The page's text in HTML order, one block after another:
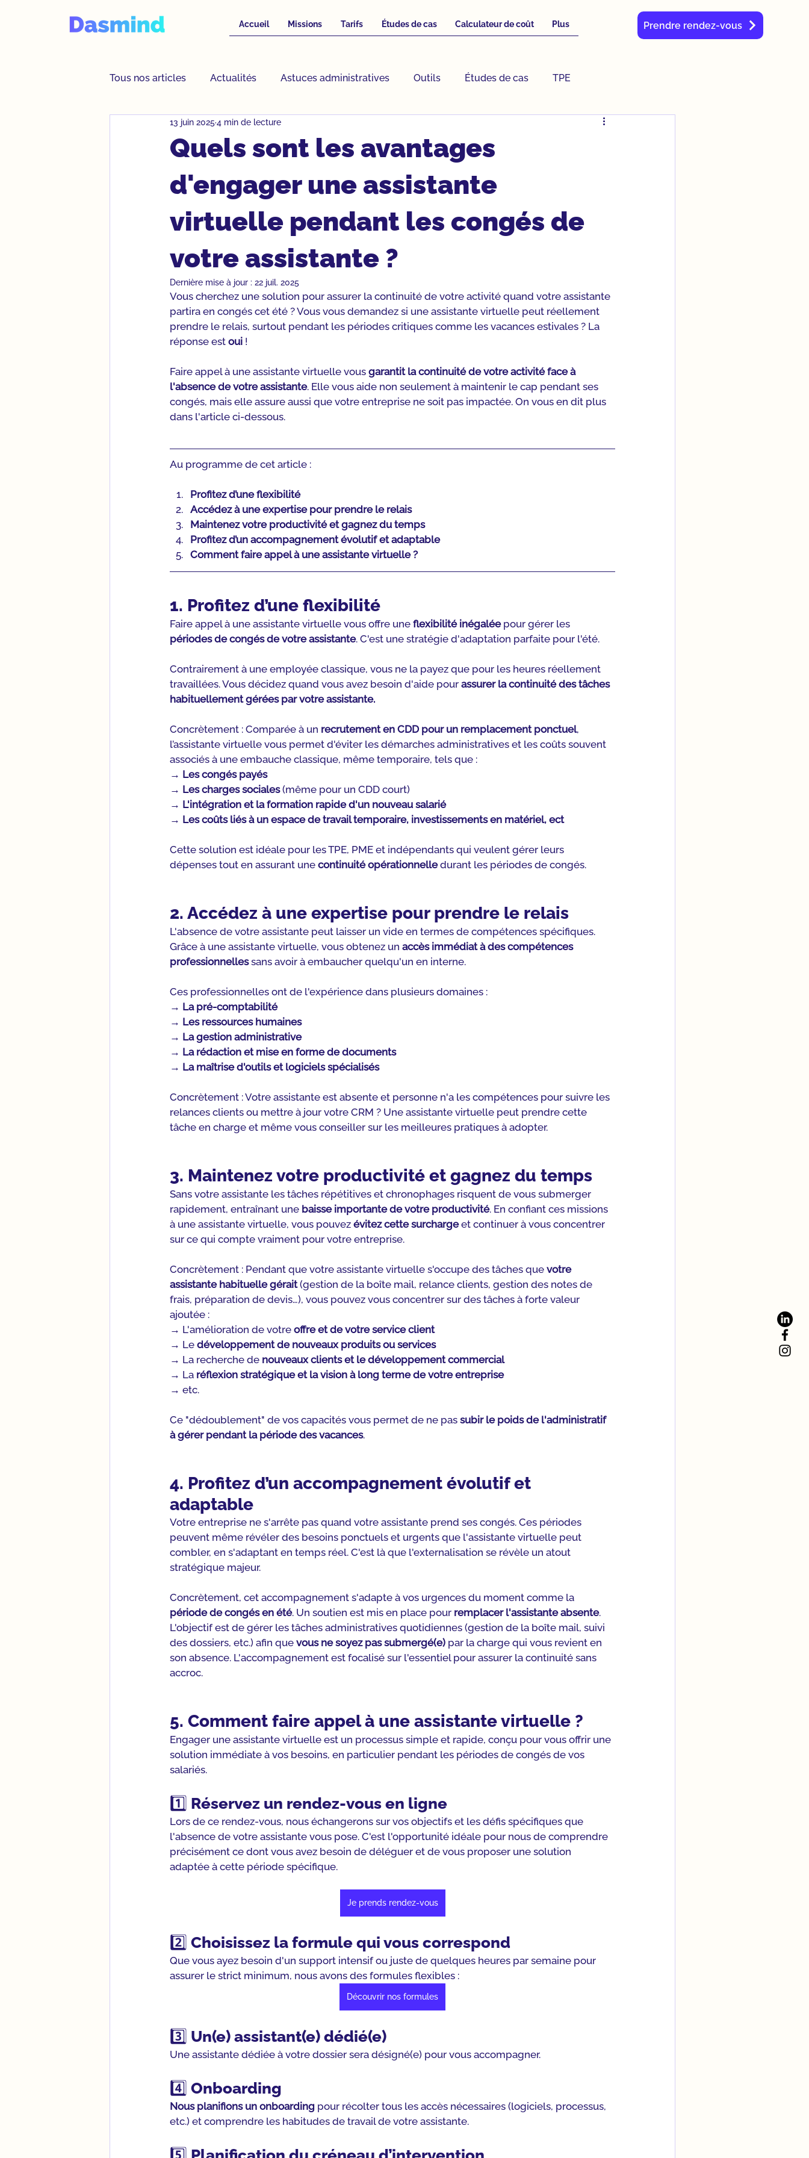
Accueil Missions Tarifs Études de cas Calculateur de coût Plus Prendre rendez-vous
Tous nos articles Actualités Astuces administratives Outils Études de cas TPE
Assistante virtuelle Projet d'externalisation
Quels sont les avantages
d'engager une assistante
virtuelle pendant les congés de
votre assistante ?
13 juin 20254 min de lecture
Dernière mise à jour : 22 juil. 2025
Vous cherchez une solution pour assurer la continuité de votre activité quand votre assistante
partira en congés cet été ? Vous vous demandez si une assistante virtuelle peut réellement
prendre le relais, surtout pendant les périodes critiques comme les vacances estivales ? La
réponse est oui !
Faire appel à une assistante virtuelle vous garantit la continuité de votre activité face à
l'absence de votre assistante. Elle vous aide non seulement à maintenir le cap pendant ses
congés, mais elle assure aussi que votre entreprise ne soit pas impactée. On vous en dit plus
dans l'article ci-dessous.
Au programme de cet article :
Profitez d’une flexibilité
Accédez à une expertise pour prendre le relais
Maintenez votre productivité et gagnez du temps
Profitez d’un accompagnement évolutif et adaptable
Comment faire appel à une assistante virtuelle ?
1. Profitez d’une flexibilité
Faire appel à une assistante virtuelle vous offre une flexibilité inégalée pour gérer les
périodes de congés de votre assistante. C'est une stratégie d'adaptation parfaite pour l'été.
Contrairement à une employée classique, vous ne la payez que pour les heures réellement
travaillées. Vous décidez quand vous avez besoin d'aide pour assurer la continuité des tâches
habituellement gérées par votre assistante.
Concrètement : Comparée à un recrutement en CDD pour un remplacement ponctuel,
l’assistante virtuelle vous permet d'éviter les démarches administratives et les coûts souvent
associés à une embauche classique, même temporaire, tels que :
→ Les congés payés
→ Les charges sociales (même pour un CDD court)
→ L'intégration et la formation rapide d'un nouveau salarié
→ Les coûts liés à un espace de travail temporaire, investissements en matériel, ect
Cette solution est idéale pour les TPE, PME et indépendants qui veulent gérer leurs
dépenses tout en assurant une continuité opérationnelle durant les périodes de congés.
2. Accédez à une expertise pour prendre le relais
L'absence de votre assistante peut laisser un vide en termes de compétences spécifiques.
Grâce à une assistante virtuelle, vous obtenez un accès immédiat à des compétences
professionnelles sans avoir à embaucher quelqu'un en interne.
Ces professionnelles ont de l'expérience dans plusieurs domaines :
→ La pré-comptabilité
→ Les ressources humaines
→ La gestion administrative
→ La rédaction et mise en forme de documents
→ La maîtrise d'outils et logiciels spécialisés
Concrètement : Votre assistante est absente et personne n'a les compétences pour suivre les
relances clients ou mettre à jour votre CRM ? Une assistante virtuelle peut prendre cette
tâche en charge et même vous conseiller sur les meilleures pratiques à adopter.
3. Maintenez votre productivité et gagnez du temps
Sans votre assistante les tâches répétitives et chronophages risquent de vous submerger
rapidement, entraînant une baisse importante de votre productivité. En confiant ces missions
à une assistante virtuelle, vous pouvez évitez cette surcharge et continuer à vous concentrer
sur ce qui compte vraiment pour votre entreprise.
Concrètement : Pendant que votre assistante virtuelle s'occupe des tâches que votre
assistante habituelle gérait (gestion de la boîte mail, relance clients, gestion des notes de
frais, préparation de devis…), vous pouvez vous concentrer sur des tâches à forte valeur
ajoutée :
→ L'amélioration de votre offre et de votre service client
→ Le développement de nouveaux produits ou services
→ La recherche de nouveaux clients et le développement commercial
→ La réflexion stratégique et la vision à long terme de votre entreprise
→ etc.
Ce "dédoublement" de vos capacités vous permet de ne pas subir le poids de l'administratif
à gérer pendant la période des vacances.
4. Profitez d’un accompagnement évolutif et
adaptable
Votre entreprise ne s'arrête pas quand votre assistante prend ses congés. Ces périodes
peuvent même révéler des besoins ponctuels et urgents que l'assistante virtuelle peut
combler, en s'adaptant en temps réel. C'est là que l'externalisation se révèle un atout
stratégique majeur.
Concrètement, cet accompagnement s'adapte à vos urgences du moment comme la
période de congés en été. Un soutien est mis en place pour remplacer l'assistante absente.
L'objectif est de gérer les tâches administratives quotidiennes (gestion de la boîte mail, suivi
des dossiers, etc.) afin que vous ne soyez pas submergé(e) par la charge qui vous revient en
son absence. L'accompagnement est focalisé sur l'essentiel pour assurer la continuité sans
accroc.
5. Comment faire appel à une assistante virtuelle ?
Engager une assistante virtuelle est un processus simple et rapide, conçu pour vous offrir une
solution immédiate à vos besoins, en particulier pendant les périodes de congés de vos
salariés.
1️⃣ Réservez un rendez-vous en ligne
Lors de ce rendez-vous, nous échangerons sur vos objectifs et les défis spécifiques que
l'absence de votre assistante vous pose. C'est l'opportunité idéale pour nous de comprendre
précisément ce dont vous avez besoin de déléguer et de vous proposer une solution
adaptée à cette période spécifique.
Je prends rendez-vous
2️⃣ Choisissez la formule qui vous correspond
Que vous ayez besoin d'un support intensif ou juste de quelques heures par semaine pour
assurer le strict minimum, nous avons des formules flexibles :
Découvrir nos formules
3️⃣ Un(e) assistant(e) dédié(e)
Une assistante dédiée à votre dossier sera désigné(e) pour vous accompagner.
4️⃣ Onboarding
Nous planifions un onboarding pour récolter tous les accès nécessaires (logiciels, processus,
etc.) et comprendre les habitudes de travail de votre assistante.